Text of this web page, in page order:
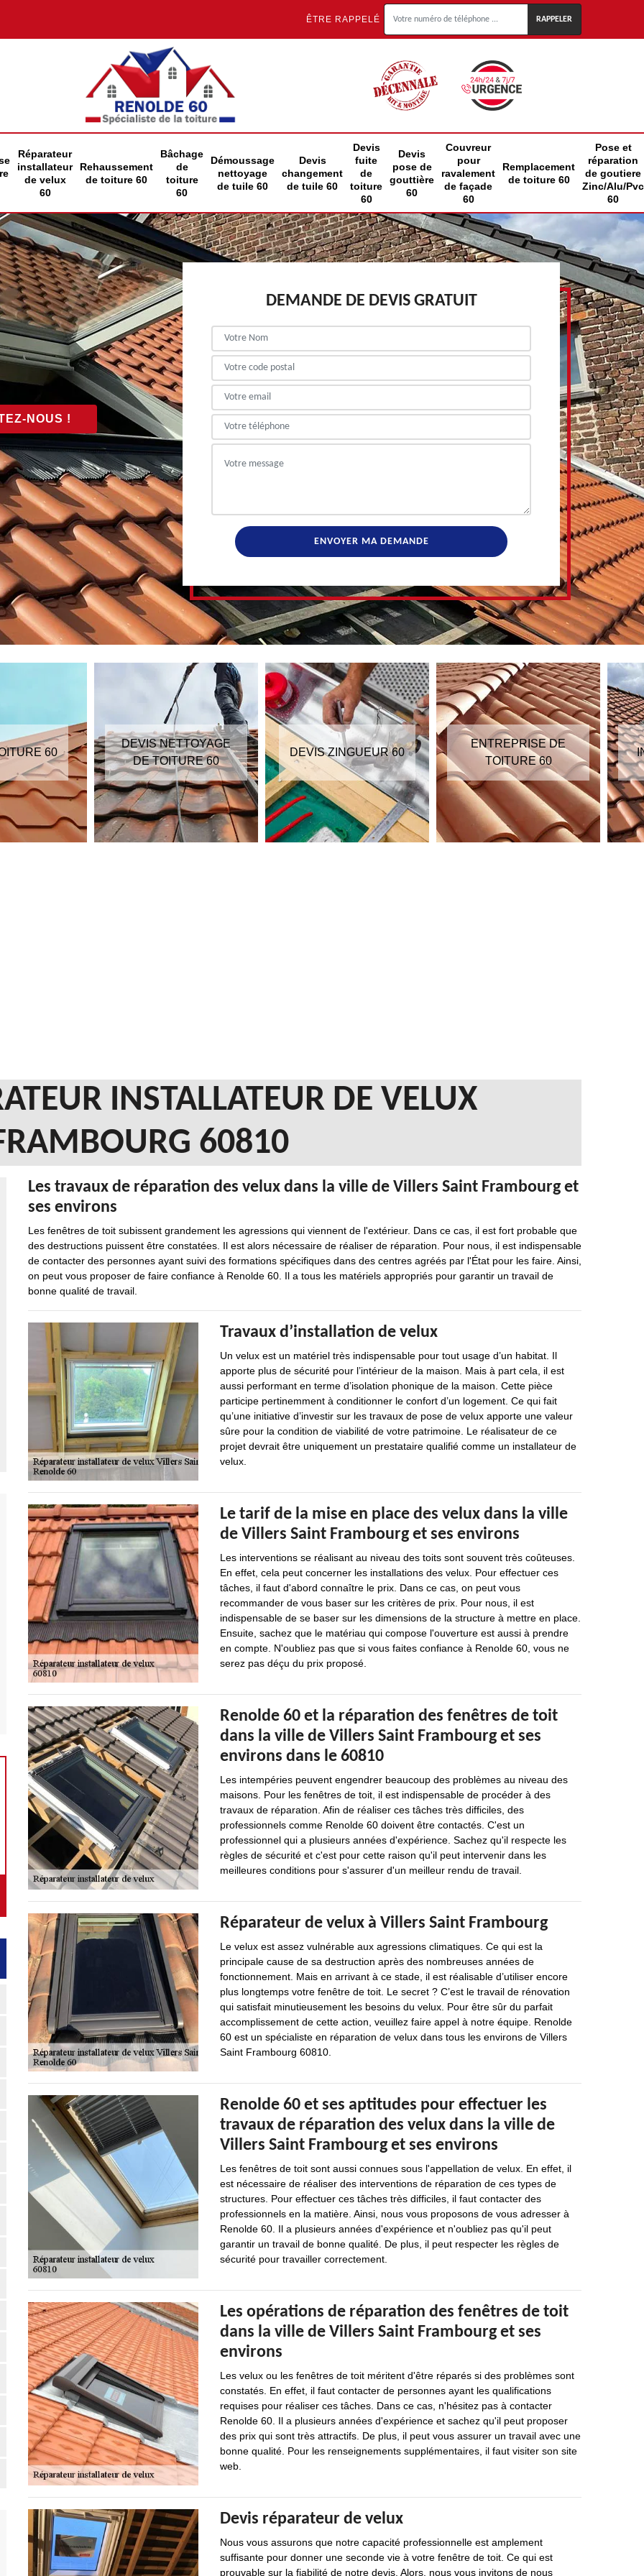
ÊTRE RAPPELÉ
Réparateur
installateur
de velux
60
Rehaussement
de toiture 60
Bâchage
de
toiture
60
Démoussage
nettoyage
de tuile 60
Devis
changement
de tuile 60
Devis
fuite
de
toiture
60
Devis
pose de
gouttière
60
Couvreur
pour
ravalement
de façade
60
Remplacement
de toiture 60
Pose et
réparation
de goutiere
Zinc/Alu/Pvc
60
NOUS !
DEMANDE DE DEVIS GRATUIT
60
DEVIS NETTOYAGE
DE TOITURE 60
DEVIS ZINGUEUR 60
ENTREPRISE DE
TOITURE 60
INSTALLATEUR DE VELUX
60810
Les travaux de réparation des velux dans la ville de Villers Saint Frambourg et
ses environs
Les fenêtres de toit subissent grandement les agressions qui viennent de l'extérieur. Dans ce cas, il est fort probable que
des destructions puissent être constatées. Il est alors nécessaire de réaliser de réparation. Pour nous, il est indispensable
de contacter des personnes ayant suivi des formations spécifiques dans des centres agréés par l'État pour les faire. Ainsi,
on peut vous proposer de faire confiance à Renolde 60. Il a tous les matériels appropriés pour garantir un travail de
bonne qualité de travail.
Travaux d’installation de velux
Un velux est un matériel très indispensable pour tout usage d’un habitat. Il
apporte plus de sécurité pour l’intérieur de la maison. Mais à part cela, il est
aussi performant en terme d’isolation phonique de la maison. Cette pièce
participe pertinemment à conditionner le confort d’un logement. Ce qui fait
qu’une initiative d’investir sur les travaux de pose de velux apporte une valeur
sûre pour la condition de viabilité de votre patrimoine. Le réalisateur de ce
projet devrait être uniquement un prestataire qualifié comme un installateur de
velux.
Le tarif de la mise en place des velux dans la ville
de Villers Saint Frambourg et ses environs
Les interventions se réalisant au niveau des toits sont souvent très coûteuses.
En effet, cela peut concerner les installations des velux. Pour effectuer ces
tâches, il faut d'abord connaître le prix. Dans ce cas, on peut vous
recommander de vous baser sur les critères de prix. Pour nous, il est
indispensable de se baser sur les dimensions de la structure à mettre en place.
Ensuite, sachez que le matériau qui compose l'ouverture est aussi à prendre
en compte. N'oubliez pas que si vous faites confiance à Renolde 60, vous ne
serez pas déçu du prix proposé.
Renolde 60 et la réparation des fenêtres de toit
dans la ville de Villers Saint Frambourg et ses
environs dans le 60810
Les intempéries peuvent engendrer beaucoup des problèmes au niveau des
maisons. Pour les fenêtres de toit, il est indispensable de procéder à des
travaux de réparation. Afin de réaliser ces tâches très difficiles, des
professionnels comme Renolde 60 doivent être contactés. C'est un
professionnel qui a plusieurs années d'expérience. Sachez qu'il respecte les
règles de sécurité et c'est pour cette raison qu'il peut intervenir dans les
meilleures conditions pour s'assurer d'un meilleur rendu de travail.
Réparateur de velux à Villers Saint Frambourg
Le velux est assez vulnérable aux agressions climatiques. Ce qui est la
principale cause de sa destruction après des nombreuses années de
fonctionnement. Mais en arrivant à ce stade, il est réalisable d’utiliser encore
plus longtemps votre fenêtre de toit. Le secret ? C’est le travail de rénovation
qui satisfait minutieusement les besoins du velux. Pour être sûr du parfait
accomplissement de cette action, veuillez faire appel à notre équipe. Renolde
60 est un spécialiste en réparation de velux dans tous les environs de Villers
Saint Frambourg 60810.
Renolde 60 et ses aptitudes pour effectuer les
travaux de réparation des velux dans la ville de
Villers Saint Frambourg et ses environs
Les fenêtres de toit sont aussi connues sous l'appellation de velux. En effet, il
est nécessaire de réaliser des interventions de réparation de ces types de
structures. Pour effectuer ces tâches très difficiles, il faut contacter des
professionnels en la matière. Ainsi, nous vous proposons de vous adresser à
Renolde 60. Il a plusieurs années d'expérience et n'oubliez pas qu'il peut
garantir un travail de bonne qualité. De plus, il peut respecter les règles de
sécurité pour travailler correctement.
Les opérations de réparation des fenêtres de toit
dans la ville de Villers Saint Frambourg et ses
environs
Les velux ou les fenêtres de toit méritent d'être réparés si des problèmes sont
constatés. En effet, il faut contacter de personnes ayant les qualifications
requises pour réaliser ces tâches. Dans ce cas, n'hésitez pas à contacter
Renolde 60. Il a plusieurs années d'expérience et sachez qu'il peut proposer
des prix qui sont très attractifs. De plus, il peut vous assurer un travail avec une
bonne qualité. Pour les renseignements supplémentaires, il faut visiter son site
web.
Devis réparateur de velux
Nous vous assurons que notre capacité professionnelle est amplement
suffisante pour donner une seconde vie à votre fenêtre de toit. Ce qui est
prouvable sur la fiabilité de notre devis. Alors, nous vous invitons de nous